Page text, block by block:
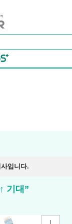
사입니다.
기대”